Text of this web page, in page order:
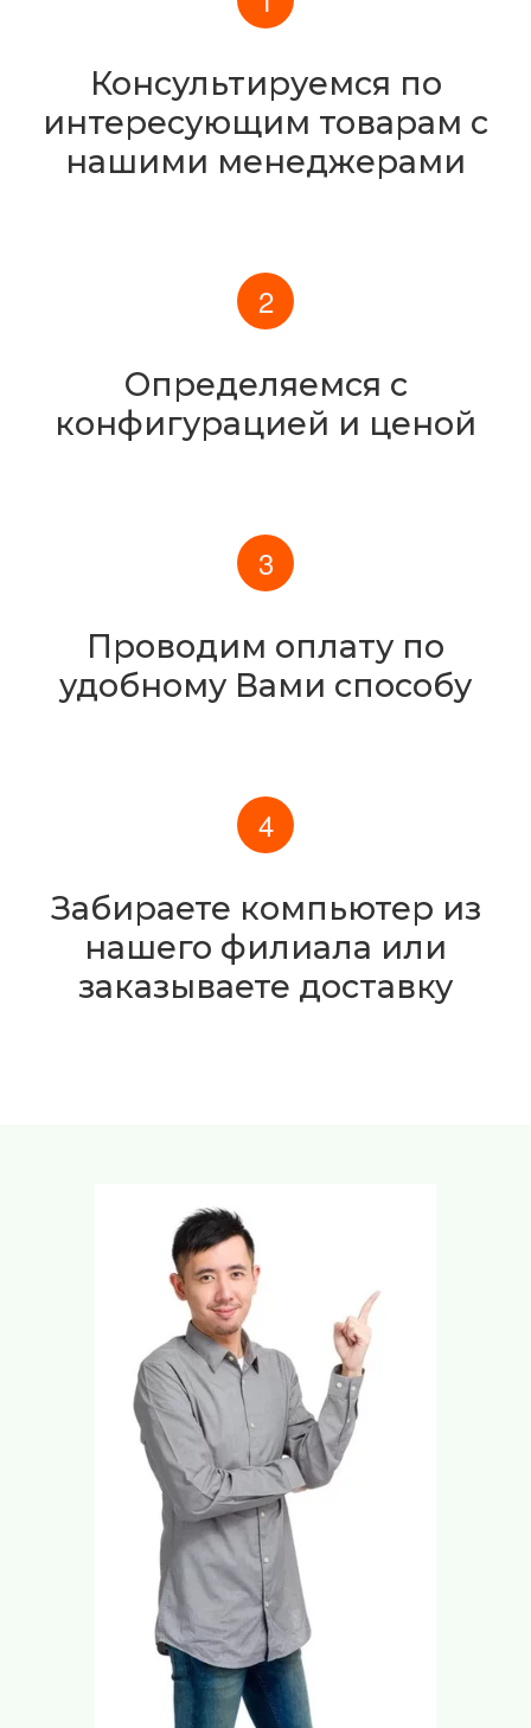
Консультируемся по
интересующим товарам с
нашими менеджерами
Определяемся с
конфигурацией и ценой
Проводим оплату по
удобному Вами способу
Забираете компьютер из
нашего филиала или
заказываете доставку